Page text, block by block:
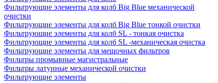
Фильтрующие элементы для колб Big Blue механической
очистки
Фильтрующие элементы для колб Big Blue тонкой очистки
Фильтрующие элементы для колб SL - тонкая очистка
Фильтрующие элементы для колб SL -механическая очистка
Фильтрующие элементы для мешочных фильтров
Фильтры промывные магистральные
Фильтры латунные механической очистки
Фильтрующие элементы